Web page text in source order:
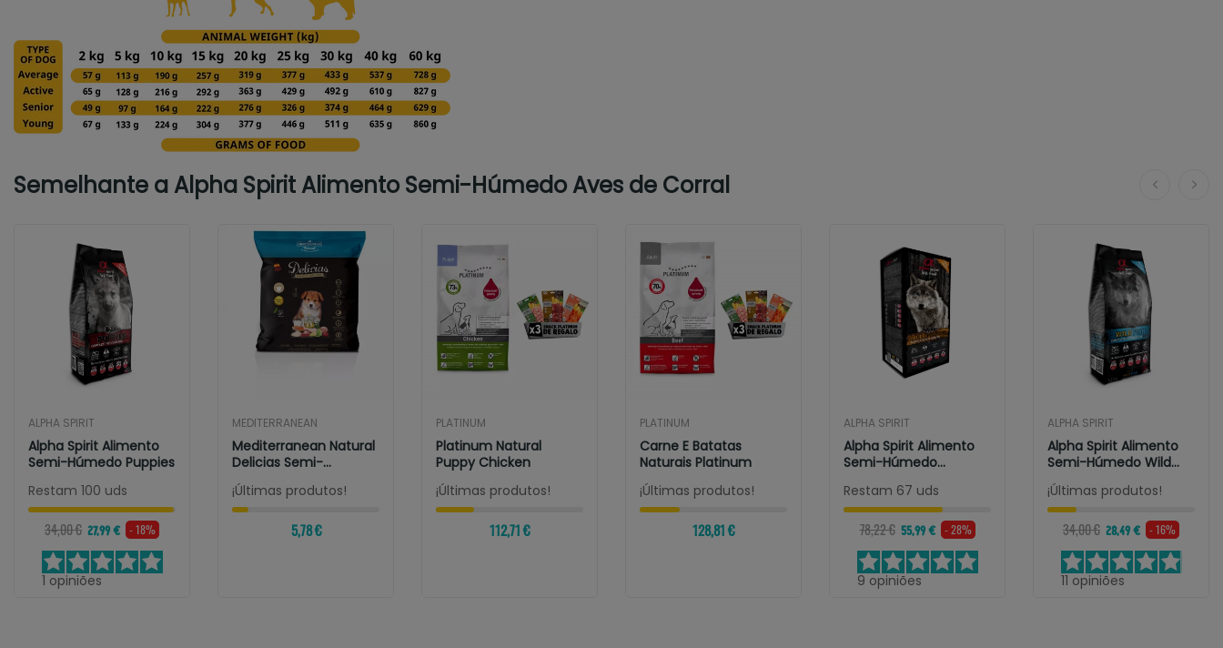
Semelhante a Alpha Spirit Alimento Semi-Húmedo Aves de Corral
ALPHA SPIRIT
Alpha Spirit Alimento
Semi-Húmedo Puppies
Restam 100 uds
34,00 € 27,99 € - 18%
1 opiniões
MEDITERRANEAN
Mediterranean Natural
Delicias Semi-
Húmedas Para...
¡Últimas produtos!
5,78 €
PLATINUM
Platinum Natural
Puppy Chicken
¡Últimas produtos!
112,71 €
PLATINUM
Carne E Batatas
Naturais Platinum
¡Últimas produtos!
128,81 €
ALPHA SPIRIT
Alpha Spirit Alimento
Semi-Húmedo
Restam 67 uds
78,22 € 55,99 € - 28%
9 opiniões
ALPHA SPIRIT
Alpha Spirit Alimento
Semi-Húmedo Wild
Fish
¡Últimas produtos!
34,00 € 28,49 € - 16%
11 opiniões